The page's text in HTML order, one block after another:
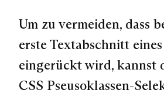
Um zu vermeiden, dass
erste Textabschnitt
eingerückt wird, kannst
CSS Pseusoklassen-